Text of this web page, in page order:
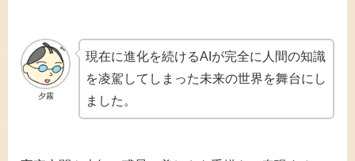
夕霧
現在に進化を続けるAIが完全に人間の知識
を凌駕してしまった未来の世界を舞台にし
ました。